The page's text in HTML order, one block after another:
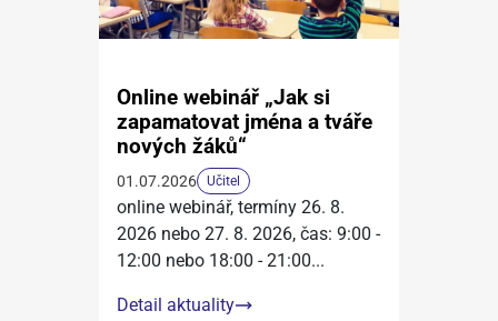
Online webinář „Jak si
zapamatovat jména a tváře
nových žáků“
01.07.2026 Učitel
online webinář, termíny 26. 8.
2026 nebo 27. 8. 2026, čas: 9:00 -
12:00 nebo 18:00 - 21:00...
Detail aktuality